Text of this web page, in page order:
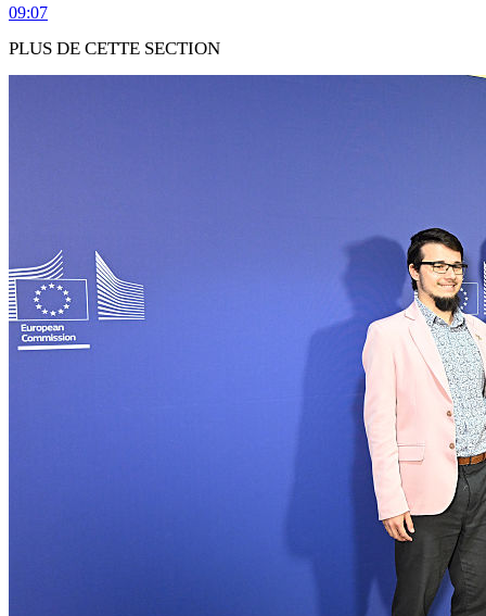
09:07
PLUS DE CETTE SECTION